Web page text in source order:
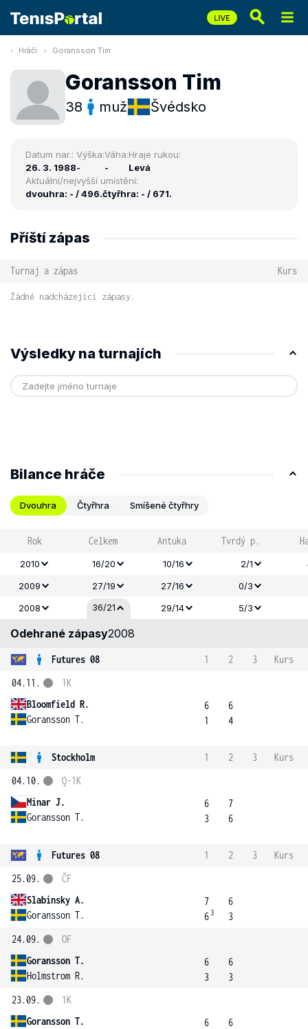
Hráči Goransson Tim
Goransson Tim
38 muž Švédsko
Datum nar.:
26. 3. 1988
Výška:
-
Váha:
-
Hraje rukou:
Levá
Aktuální/nejvyšší umístění:
dvouhra: - / 496.čtyřhra: - / 671.
Příští zápas
Turnaj a zápas Kurs
Žádné nadcházející zápasy.
Výsledky na turnajích
Bilance hráče
Dvouhra Čtyřhra Smíšené čtyřhry
Rok Celkem Antuka Tvrdý p.
2010 16/20 10/16 2/1
2009
27/19 27/16
0/3
2008
36/21 29/14 5/3
Odehrané zápasy2008
Futures 08 1 2 3
Kurs
04.11.
Bloomfield R.
Goransson T.
1K
6
1
6
4
Stockholm 1 2 3
Kurs
04.10.
Minar J.
Goransson T.
Q-1K
6
3
7
6
Futures 08 1 2 3
Kurs
25.09.
Slabinsky A.
Goransson T.
ČF
7
6 3
6
3
24.09.
Goransson T.
Holmstrom R.
OF
6
3
6
3
23.09.
Goransson T.
1K
6
6